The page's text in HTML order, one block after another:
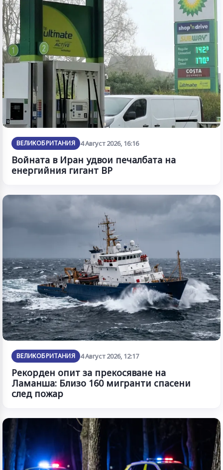
ВЕЛИКОБРИТАНИЯ 4 Август 2026, 16:16
Войната в Иран удвои печалбата на
енергийния гигант BP
ВЕЛИКОБРИТАНИЯ 4 Август 2026, 12:17
Рекорден опит за прекосяване на
Ламанша: Близо 160 мигранти спасени
след пожар